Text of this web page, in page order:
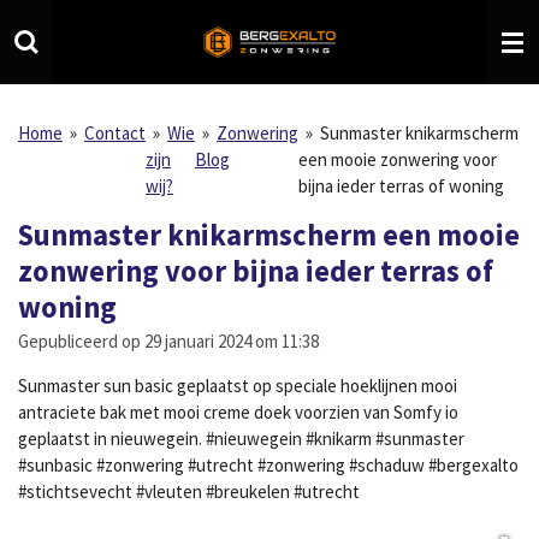
direct
hoofdinhoud
Home » Contact » Wie
zijn
wij?
» Zonwering
Blog
» Sunmaster knikarmscherm
een mooie zonwering voor
bijna ieder terras of woning
Sunmaster knikarmscherm een mooie
zonwering voor bijna ieder terras of
woning
Gepubliceerd op 29 januari 2024 om 11:38
Sunmaster sun basic geplaatst op speciale hoeklijnen mooi
antraciete bak met mooi creme doek voorzien van Somfy io
geplaatst in nieuwegein. #nieuwegein #knikarm #sunmaster
#sunbasic #zonwering #utrecht #zonwering #schaduw #bergexalto
#stichtsevecht #vleuten #breukelen #utrecht